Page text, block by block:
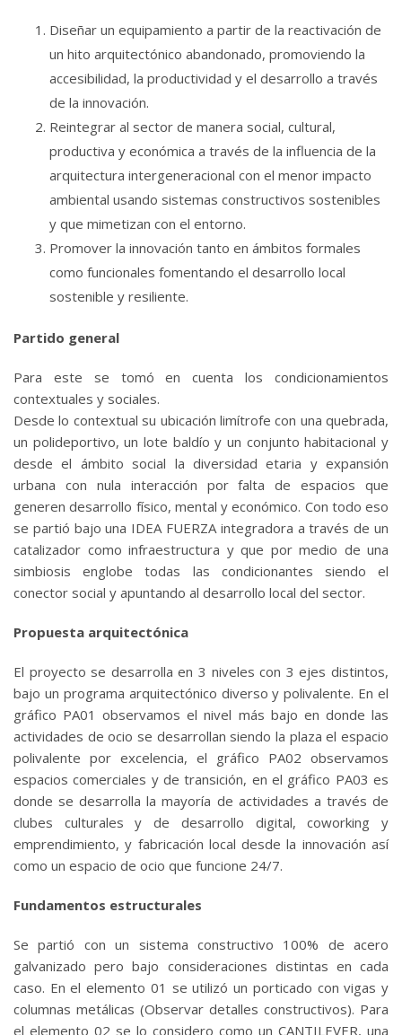
Diseñar un equipamiento a partir de la reactivación de
un hito arquitectónico abandonado, promoviendo la
accesibilidad, la productividad y el desarrollo a través
de la innovación.
Reintegrar al sector de manera social, cultural,
productiva y económica a través de la influencia de la
arquitectura intergeneracional con el menor impacto
ambiental usando sistemas constructivos sostenibles
y que mimetizan con el entorno.
Promover la innovación tanto en ámbitos formales
como funcionales fomentando el desarrollo local
sostenible y resiliente.
Partido general
Para este se tomó en cuenta los condicionamientos
contextuales y sociales.
Desde lo contextual su ubicación limítrofe con una quebrada,
un polideportivo, un lote baldío y un conjunto habitacional y
desde el ámbito social la diversidad etaria y expansión
urbana con nula interacción por falta de espacios que
generen desarrollo físico, mental y económico. Con todo eso
se partió bajo una IDEA FUERZA integradora a través de un
catalizador como infraestructura y que por medio de una
simbiosis englobe todas las condicionantes siendo el
conector social y apuntando al desarrollo local del sector.
Propuesta arquitectónica
El proyecto se desarrolla en 3 niveles con 3 ejes distintos,
bajo un programa arquitectónico diverso y polivalente. En el
gráfico PA01 observamos el nivel más bajo en donde las
actividades de ocio se desarrollan siendo la plaza el espacio
polivalente por excelencia, el gráfico PA02 observamos
espacios comerciales y de transición, en el gráfico PA03 es
donde se desarrolla la mayoría de actividades a través de
clubes culturales y de desarrollo digital, coworking y
emprendimiento, y fabricación local desde la innovación así
como un espacio de ocio que funcione 24/7.
Fundamentos estructurales
Se partió con un sistema constructivo 100% de acero
galvanizado pero bajo consideraciones distintas en cada
caso. En el elemento 01 se utilizó un porticado con vigas y
columnas metálicas (Observar detalles constructivos). Para
el elemento 02 se lo considero como un CANTILEVER, una